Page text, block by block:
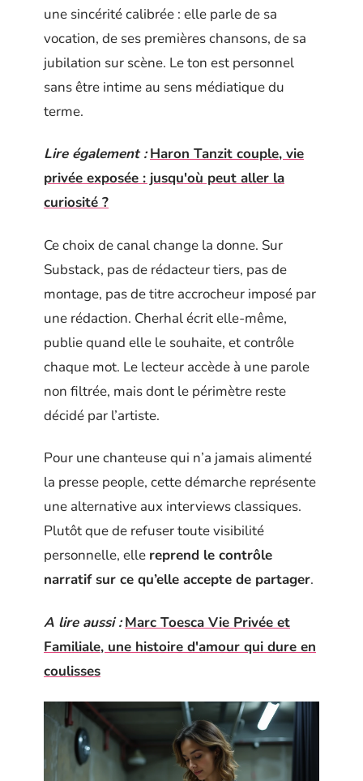
une sincérité calibrée : elle parle de sa
vocation, de ses premières chansons, de sa
jubilation sur scène. Le ton est personnel
sans être intime au sens médiatique du
terme.
Lire également : Haron Tanzit couple, vie
privée exposée : jusqu'où peut aller la
curiosité ?
Ce choix de canal change la donne. Sur
Substack, pas de rédacteur tiers, pas de
montage, pas de titre accrocheur imposé par
une rédaction. Cherhal écrit elle-même,
publie quand elle le souhaite, et contrôle
chaque mot. Le lecteur accède à une parole
non filtrée, mais dont le périmètre reste
décidé par l’artiste.
Pour une chanteuse qui n’a jamais alimenté
la presse people, cette démarche représente
une alternative aux interviews classiques.
Plutôt que de refuser toute visibilité
personnelle, elle reprend le contrôle
narratif sur ce qu’elle accepte de partager.
A lire aussi : Marc Toesca Vie Privée et
Familiale, une histoire d'amour qui dure en
coulisses